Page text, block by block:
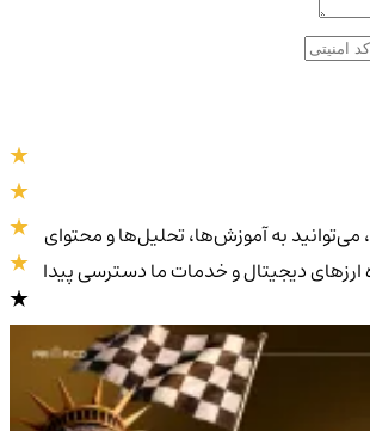
به آموزش‌ها، تحلیل‌ها و محتوای
ارزهای دیجیتال و خدمات ما دسترسی پیدا